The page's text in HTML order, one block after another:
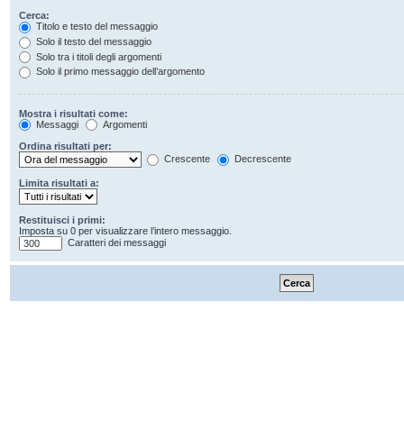
Cerca:
Titolo e testo del messaggio
Solo il testo del messaggio
Solo tra i titoli degli argomenti
Solo il primo messaggio dell’argomento
Mostra i risultati come:
Messaggi
Argomenti
Ordina risultati per:
Crescente
Decrescente
Limita risultati a:
Restituisci i primi:
Imposta su 0 per visualizzare l’intero messaggio.
Caratteri dei messaggi